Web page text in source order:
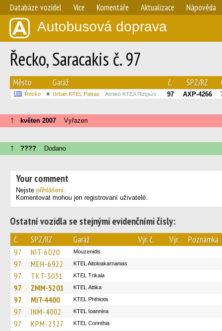
Databáze vozidel Více Komentáře Aktualizace Nápověda
Autobusová doprava
Řecko, Saracakis č. 97
Město Garáž č. SPZ/RZ
Řecko Urban KTEL Patras Αστικό ΚΤΕΛ Πατρών 97 AXP-4266
↑ květen 2007 Vyřazen
↑ ???? Dodano
Your comment
Nejste přihlášeni.
Komentovat mohou jen registrovaní uživatelé.
Ostatní vozidla se stejnými evidenčními čísly:
č. SPZ/RZ Garáž Výr. č. Výr. Poznámka
97 NIT-6020 Mouzenidis
97 MEH-6922 KTEL Aitoloakarnanias
97 TKT-3031 ΚΤΕL Τrikala
97 ZMM-5201 KΤΕL Αttika
97 MIT-4400 ΚΤΕL Phthiotis
97 INM-4002 KTEL Ioannina
97 KPM-2327 KTEL Corinthia